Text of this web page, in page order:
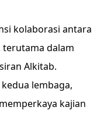
kolaborasi antara
dalam
Alkitab.
lembaga,
kajian